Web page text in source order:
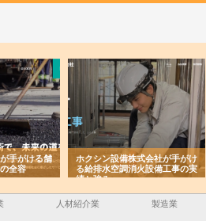
手がける舗
全容
ホクシン設備株式会社が手がけ
る給排水空調消火設備工事の実
績と強み
人材紹介業 製造業